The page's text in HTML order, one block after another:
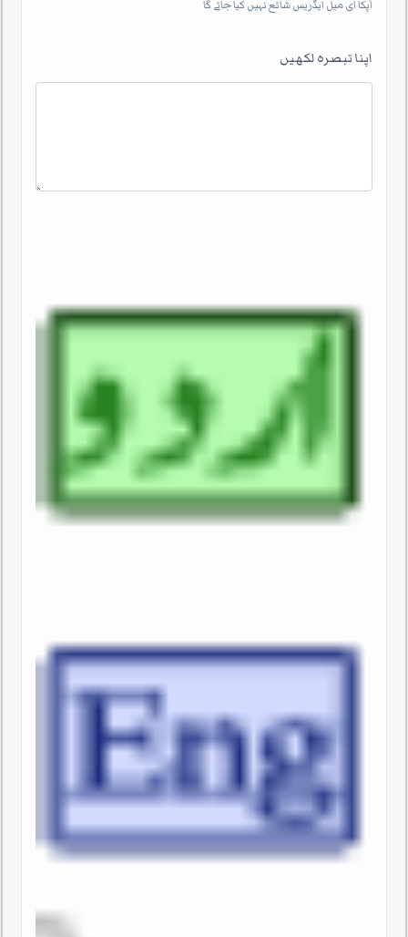
آپکا ای میل ایڈریس شائع نہیں کیا جائے گا
اپنا تبصرہ لکھیں